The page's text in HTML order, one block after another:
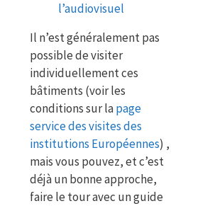
l’audiovisuel
Il n’est généralement pas
possible de visiter
individuellement ces
bâtiments (voir les
conditions sur lapage
service des visites des
institutions Européennes) ,
mais vous pouvez, et c’est
déjà un bonne approche,
faire le tour avec un guide